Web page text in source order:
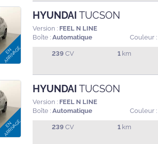
HYUNDAI TUCSON
Version : FEEL N LINE
Boîte : Automatique Couleur :
239 CV 1 km
HYUNDAI TUCSON
Version : FEEL N LINE
Boîte : Automatique Couleur :
239 CV 1 km